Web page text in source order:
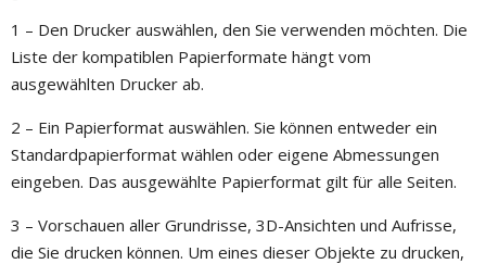
1 – Den Drucker auswählen, den Sie verwenden möchten. Die
Liste der kompatiblen Papierformate hängt vom
ausgewählten Drucker ab.
2 – Ein Papierformat auswählen. Sie können entweder ein
Standardpapierformat wählen oder eigene Abmessungen
eingeben. Das ausgewählte Papierformat gilt für alle Seiten.
3 – Vorschauen aller Grundrisse, 3D-Ansichten und Aufrisse,
die Sie drucken können. Um eines dieser Objekte zu drucken,